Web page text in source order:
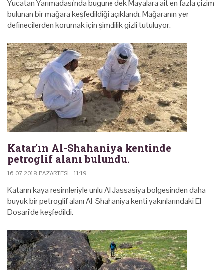
Yucatan Yarımadası'nda bugüne dek Mayalara ait en fazla çizim
bulunan bir mağara keşfedildiği açıklandı. Mağaranın yer
definecilerden korumak için şimdilik gizli tutuluyor.
Katar'ın Al-Shahaniya kentinde
petroglif alanı bulundu.
16.07.2018 PAZARTESI - 11:19
Katarın kaya resimleriyle ünlü Al Jassasiya bölgesinden daha
büyük bir petroglif alanı Al-Shahaniya kenti yakınlarındaki El-
Dosari'de keşfedildi.